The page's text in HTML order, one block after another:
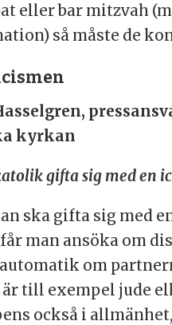
eller bar mitzvah
så måste de
kyrkan
gifta sig med en
ska gifta sig med
man ansöka om
om
är till exempel jude
också i